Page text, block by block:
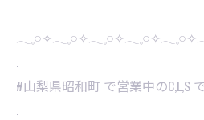
.
#山梨県昭和町 で営業中のC,L,S
.